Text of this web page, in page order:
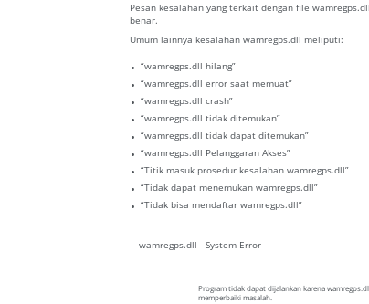
Pesan kesalahan yang terkait dengan file
benar.
Umum lainnya kesalahan wamregps.dll meliputi:
“wamregps.dll hilang”
“wamregps.dll error saat memuat”
“wamregps.dll crash”
“wamregps.dll tidak ditemukan”
“wamregps.dll tidak dapat ditemukan”
“wamregps.dll Pelanggaran Akses”
“Titik masuk prosedur kesalahan wamregps.dll”
“Tidak dapat menemukan wamregps.dll”
“Tidak bisa mendaftar wamregps.dll”
wamregps.dll - System Error
Program tidak dapat dijalankan karena
memperbaiki masalah.